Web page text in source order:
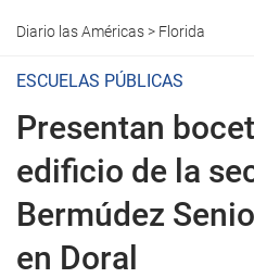
Diario las Américas> Florida
ESCUELAS PÚBLICAS
Presentan
edificio de la
Bermúdez
en Doral